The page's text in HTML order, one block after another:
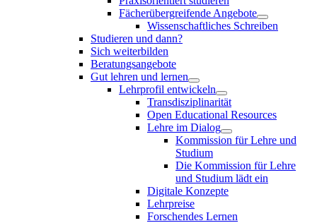
Fächerübergreifende Angebote
Wissenschaftliches Schreiben
Studieren und dann?
Sich weiterbilden
Beratungsangebote
Gut lehren und lernen
Lehrprofil entwickeln
Transdisziplinarität
Open Educational Resources
Lehre im Dialog
Kommission für Lehre und
Studium
Die Kommission für Lehre
und Studium lädt ein
Digitale Konzepte
Lehrpreise
Forschendes Lernen